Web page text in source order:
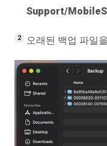
Support/
오래된 백업 파일